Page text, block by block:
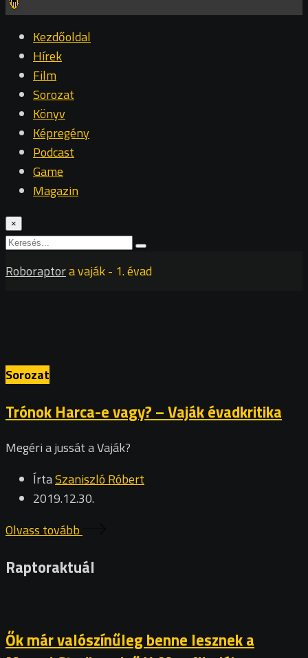
Kezdőoldal
Hírek
Film
Sorozat
Könyv
Képregény
Podcast
Game
Magazin
×
Roboraptora vaják - 1. évad
Sorozat
Trónok Harca-e vagy? – Vaják évadkritika
Megéri a jussát a Vaják?
ÍrtaSzaniszló Róbert
2019.12.30.
Olvass tovább
Raptoraktuál
Ők már valószínűleg benne lesznek a